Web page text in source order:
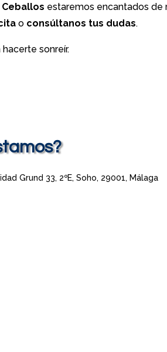
estaremos encantados de
o consúltanos tus dudas.
sonreír.
Grund 33, 2ºE, Soho, 29001, Málaga